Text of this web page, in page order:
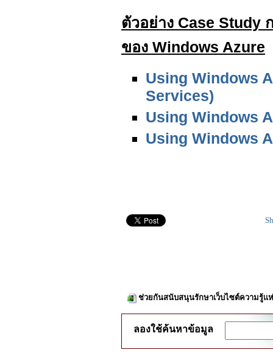
ตัวอย่าง Case Study
ของ Windows Azure
Using Windows
Services)
Using Windows
Using Windows
ช่วยกันสนับสนุนรักษาเว็บไซต์ความรู้แ
ลองใช้ค้นหาข้อมูล